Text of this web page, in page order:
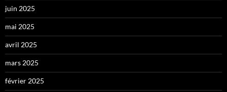
juin 2025
mai 2025
avril 2025
mars 2025
février 2025